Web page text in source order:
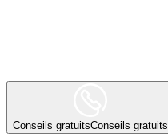
Conseils gratuitsConseils gratuits